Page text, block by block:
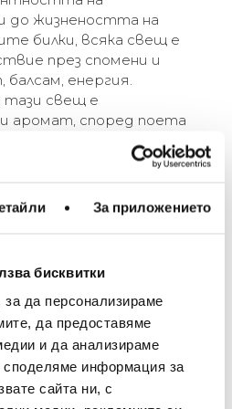
За приложението
бисквитки
да персонализираме
да предоставяме
и да анализираме
информация за
сайта ни, с
до жизнеността на
билки, всяка свещ е
през спомени и
енергия.
тази свещ е
аромат, според поета
расте в
ароматен,
В комбинация с
presents a line of scented
quality aromatic
of citrus scents
accents, from the
МЕБЕЛИ ЗА ДОМА И
ЗА МАСАТА
ТЕКСТИЛ ЗА ДОМА
АРОМАТИ ЗА ДОМА
BACCARAT
TOM DIXON
MICHAEL ARAM